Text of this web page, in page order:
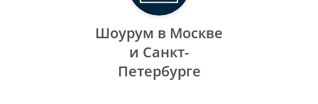
Шоурум в Москве
и Санкт-
Петербурге